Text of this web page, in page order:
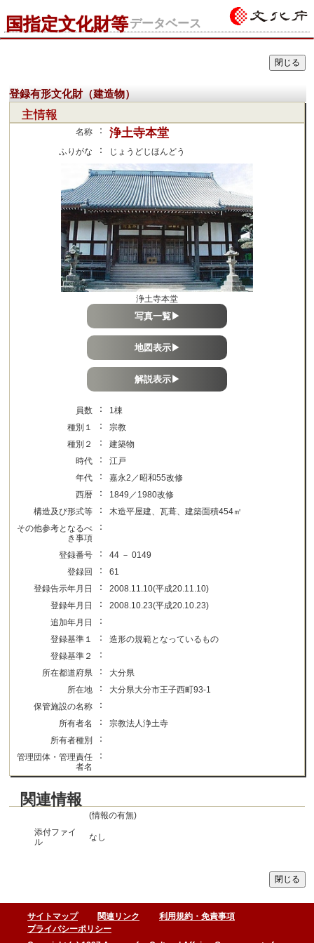
国指定文化財等データベース
登録有形文化財（建造物）
主情報
名称 ： 浄土寺本堂
ふりがな ： じょうどじほんどう
浄土寺本堂
写真一覧▶
地図表示▶
解説表示▶
員数 ：
1棟
種別１
：
宗教
種別２
：
建築物
時代
：
江戸
年代
：
嘉永2／昭和55改修
西暦
：
1849／1980改修
構造及び形式等
：
木造平屋建、瓦葺、建築面積454㎡
その他参考となるべ
き事項
：
登録番号 ：
44 － 0149
登録回
：
61
登録告示年月日
：
2008.11.10(平成20.11.10)
登録年月日
：
2008.10.23(平成20.10.23)
追加年月日
：
登録基準１ ：
造形の規範となっているもの
登録基準２
：
所在都道府県 ：
大分県
所在地
：
大分県大分市王子西町93-1
保管施設の名称
：
所有者名 ：
宗教法人浄土寺
所有者種別
：
管理団体・管理責任
者名
：
関連情報
(情報の有無)
添付ファイ
ル
なし
サイトマップ 関連リンク
利用規約・免責事項
プライバシーポリシー